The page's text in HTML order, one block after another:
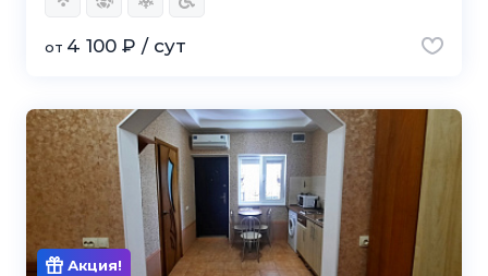
от 4 100 ₽ / сут
Акция!